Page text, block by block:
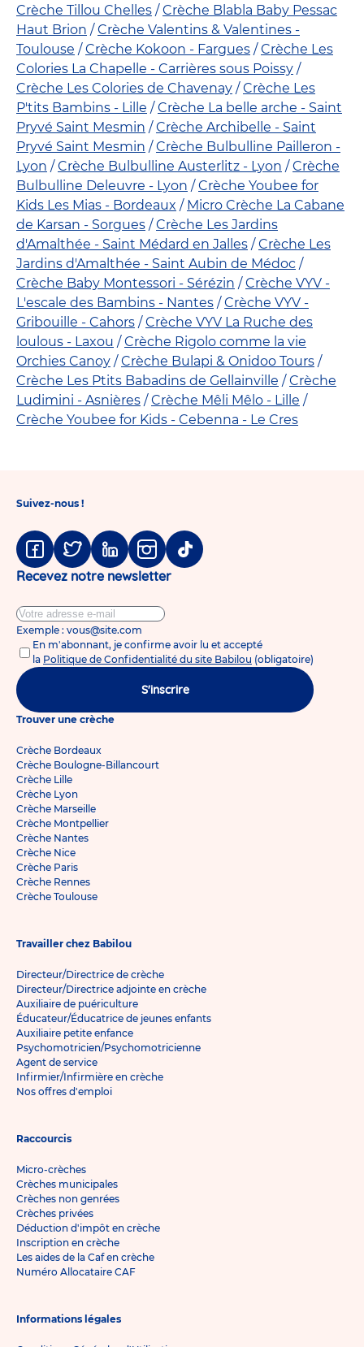
Crèche Tillou Chelles
Crèche Blabla Baby Pessac
Haut Brion
Crèche Valentins & Valentines -
Toulouse
Crèche Kokoon - Fargues
Crèche Les
Colories La Chapelle - Carrières sous Poissy
Crèche Les Colories de Chavenay
Crèche Les
P'tits Bambins - Lille
Crèche La belle arche - Saint
Pryvé Saint Mesmin
Crèche Archibelle - Saint
Pryvé Saint Mesmin
Crèche Bulbulline Pailleron -
Lyon
Crèche Bulbulline Austerlitz - Lyon
Crèche
Bulbulline Deleuvre - Lyon
Crèche Youbee for
Kids Les Mias - Bordeaux
Micro Crèche La Cabane
de Karsan - Sorgues
Crèche Les Jardins
d'Amalthée - Saint Médard en Jalles
Crèche Les
Jardins d'Amalthée - Saint Aubin de Médoc
Crèche Baby Montessori - Sérézin
Crèche VYV -
L'escale des Bambins - Nantes
Crèche VYV -
Gribouille - Cahors
Crèche VYV La Ruche des
loulous - Laxou
Crèche Rigolo comme la vie
Orchies Canoy
Crèche Bulapi & Onidoo Tours
Crèche Les Ptits Babadins de Gellainville
Crèche
Ludimini - Asnières
Crèche Mêli Mêlo - Lille
Crèche Youbee for Kids - Cebenna - Le Cres
Suivez-nous !
Facebook
TwitterLinkedinInstagram
Tiktok
Recevez notre newsletter
Exemple : vous@site.com
En m'abonnant, je confirme avoir lu et accepté
la Politique de Confidentialité du site Babilou (obligatoire)
S'inscrire
Trouver une crèche
Crèche Bordeaux
Crèche Boulogne-Billancourt
Crèche Lille
Crèche Lyon
Crèche Marseille
Crèche Montpellier
Crèche Nantes
Crèche Nice
Crèche Paris
Crèche Rennes
Crèche Toulouse
Travailler chez Babilou
Directeur/Directrice de crèche
Directeur/Directrice adjointe en crèche
Auxiliaire de puériculture
Éducateur/Éducatrice de jeunes enfants
Auxiliaire petite enfance
Psychomotricien/Psychomotricienne
Agent de service
Infirmier/Infirmière en crèche
Nos offres d'emploi
Raccourcis
Micro-crèches
Crèches municipales
Crèches non genrées
Crèches privées
Déduction d'impôt en crèche
Inscription en crèche
Les aides de la Caf en crèche
Numéro Allocataire CAF
Informations légales